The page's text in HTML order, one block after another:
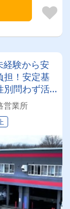
経験から安
！安定基
別問わず活
営業所